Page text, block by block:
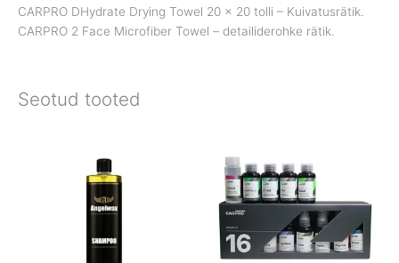
CARPRO DHydrate Drying Towel 20 x 20 tolli – Kuivatusrätik.
CARPRO 2 Face Microfiber Towel – detailiderohke rätik.
Seotud tooted